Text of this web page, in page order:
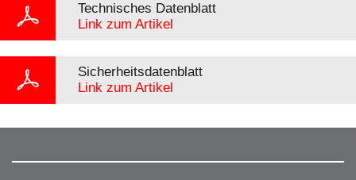
Technisches Datenblatt
Link zum Artikel
Sicherheitsdatenblatt
Link zum Artikel